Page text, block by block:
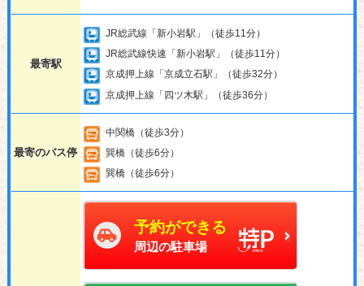
最寄駅
JR総武線「新小岩駅」（徒歩11分）
JR総武線快速「新小岩駅」（徒歩11分）
京成押上線「京成立石駅」（徒歩32分）
京成押上線「四ツ木駅」（徒歩36分）
最寄のバス停
中関橋（徒歩3分）
巽橋（徒歩6分）
巽橋（徒歩6分）
予約ができる
周辺の駐車場